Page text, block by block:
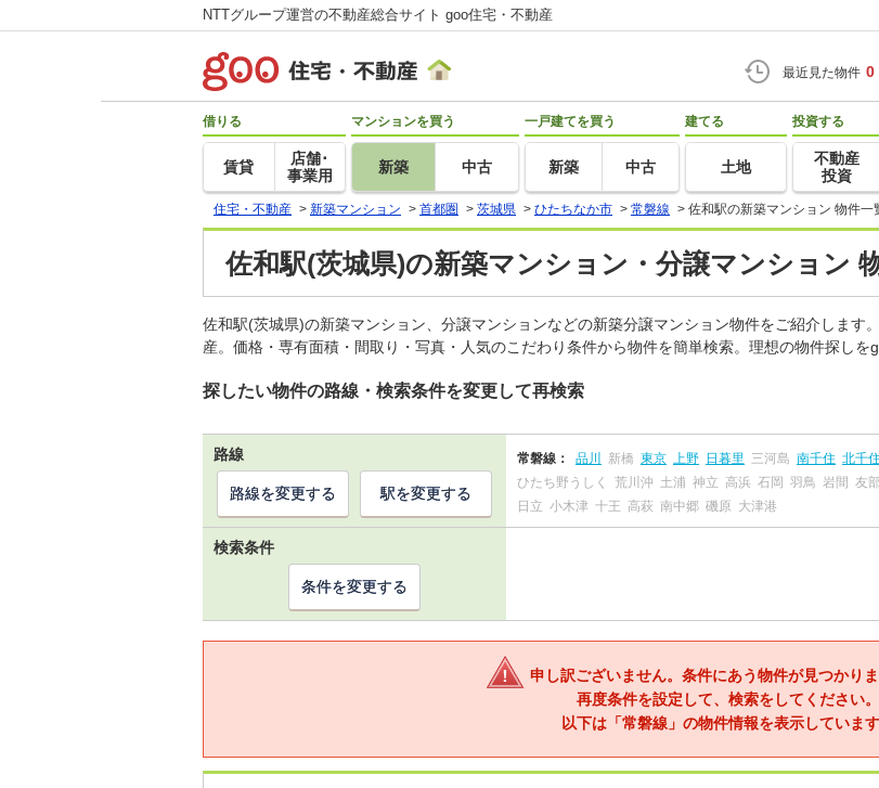
NTTグループ運営の不動産総合サイト goo住宅・不動産
最近見た物件 0
借りる
賃貸
店舗･
事業用
マンションを買う
新築 中古
一戸建てを買う
新築 中古
建てる
土地
投資する
不動産
投資
住宅・不動産 > 新築マンション > 首都圏 > 茨城県 > ひたちなか市 > 常磐線 > 佐和駅の新築マンション 物件一
佐和駅(茨城県)の新築マンション・分譲マンション
佐和駅(茨城県)の新築マンション、分譲マンションなどの新築分譲マンション物件をご紹介します
産。価格・専有面積・間取り・写真・人気のこだわり条件から物件を簡単検索。理想の物件探しを
探したい物件の路線・検索条件を変更して再検索
路線 常磐線： 品川 新橋 東京 上野 日暮里 三河島 南千住 北千
ひたち野うしく
荒川沖 土浦 神立 高浜 石岡 羽鳥 岩間 友部
日立 小木津 十王 高萩 南中郷 磯原 大津港
路線を変更する 駅を変更する
検索条件
条件を変更する
申し訳ございません。条件にあう物件が見つかりま
再度条件を設定して、検索をしてください。
以下は「常磐線」の物件情報を表示しています